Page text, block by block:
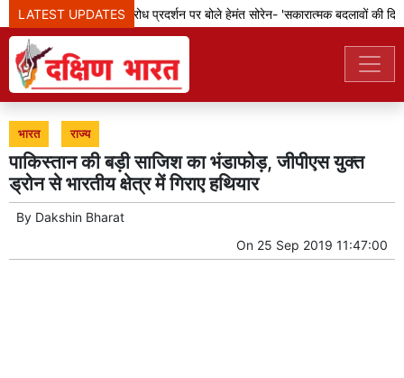
LATEST UPDATES
झारखंड: छात्रों के विरोध प्रदर्शन पर बोले हेमंत सोरेन- 'सकारात्मक बदलावों की
भारत राज्य
पाकिस्तान की बड़ी साजिश का भंडाफोड़, जीपीएस युक्त
ड्रोन से भारतीय क्षेत्र में गिराए हथियार
By Dakshin Bharat
On 25 Sep 2019 11:47:00